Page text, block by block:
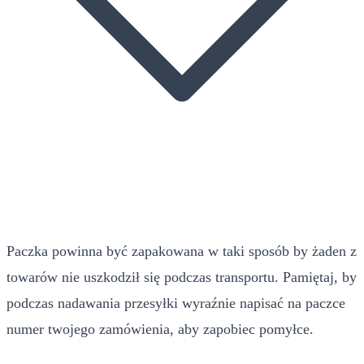
Paczka powinna być zapakowana w taki sposób by żaden z
towarów nie uszkodził się podczas transportu. Pamiętaj, by
podczas nadawania przesyłki wyraźnie napisać na paczce
numer twojego zamówienia, aby zapobiec pomyłce.